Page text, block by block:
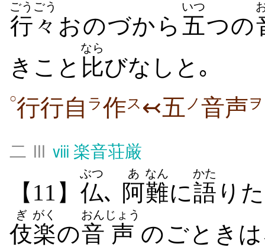
行々
ごうごう
おのづから 五
いつ
つの
きこと 比
なら
びなしと｡
○行行自 ラ作ス ↢五 ノ 音声ヲ
二 Ⅲ ⅷ 楽音荘厳
【11】 仏
ぶつ
､ 阿
あ
難
なん
に語
かた
り
伎
ぎ
楽
がく
の音
おん
声
じょう
のごとき